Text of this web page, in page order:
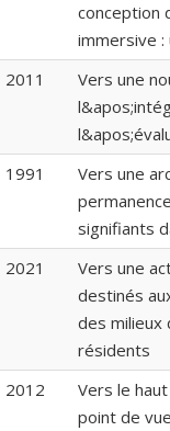
conception
immersive
2011
Vers une
1991
Vers une
signifiants
2021
Vers une
destinés
des milieux
résidents
2012
Vers le
point de